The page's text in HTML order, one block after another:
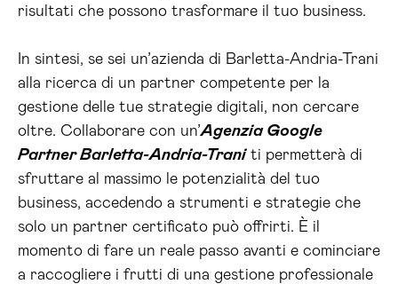
risultati che possono trasformare il tuo business.
In sintesi, se sei un’azienda di Barletta-Andria-Trani
alla ricerca di un partner competente per la
gestione delle tue strategie digitali, non cercare
oltre. Collaborare con un’Agenzia Google
Partner Barletta-Andria-Traniti permetterà di
sfruttare al massimo le potenzialità del tuo
business, accedendo a strumenti e strategie che
solo un partner certificato può offrirti. È il
momento di fare un reale passo avanti e cominciare
a raccogliere i frutti di una gestione professionale